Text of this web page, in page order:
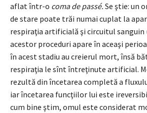
aflat într-o coma de passé. Se ştie: un
de stare poate trăi numai cuplat la
respiraţia artificială şi circuitul sanguin
acestor proceduri apare în aceaşi
în acest stadiu au creierul mort, însă
respiraţia le sînt întreţinute artificial.
rezultă din încetarea completă a
iar încetarea funcţiilor lui este
cum bine ştim, omul este considerat